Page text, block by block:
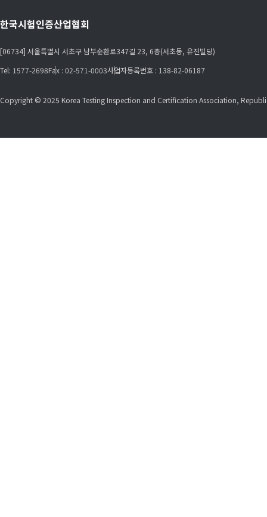
한국시험인증산업협회
[06734] 서울특별시 서초구 남부순환로347길 23, 6층(서초동, 유진빌딩)
Tel: 1577-2698Fax : 02-571-0003사업자등록번호 : 138-82-06187
Copyright © 2025 Korea Testing Inspection and Certification Association,